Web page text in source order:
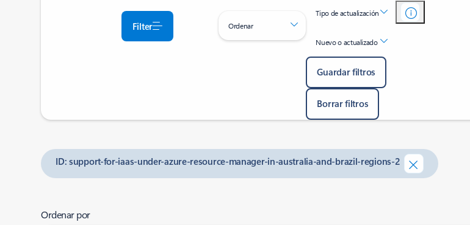
Filter Ordenar
Tipo de actualización
Nuevo o actualizado
Guardar filtros
Borrar filtros
ID: support-for-iaas-under-azure-resource-manager-in-australia-and-brazil-regions-2
Ordenar por